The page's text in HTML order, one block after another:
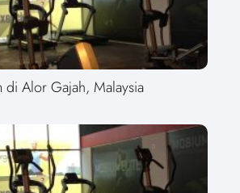
di Alor Gajah, Malaysia